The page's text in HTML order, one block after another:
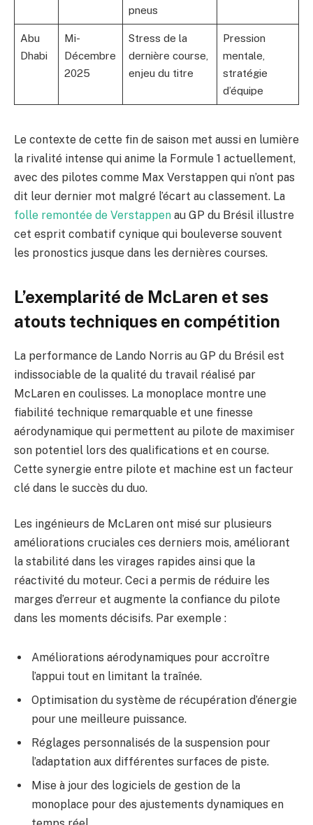
pneus
Abu
Dhabi
Mi-
Décembre
2025
Stress de la
dernière course,
enjeu du titre
Pression
mentale,
stratégie
d’équipe
Le contexte de cette fin de saison met aussi en lumière
la rivalité intense qui anime la Formule 1 actuellement,
avec des pilotes comme Max Verstappen qui n’ont pas
dit leur dernier mot malgré l’écart au classement. La
folle remontée de Verstappen au GP du Brésil illustre
cet esprit combatif cynique qui bouleverse souvent
les pronostics jusque dans les dernières courses.
L’exemplarité de McLaren et ses
atouts techniques en compétition
La performance de Lando Norris au GP du Brésil est
indissociable de la qualité du travail réalisé par
McLaren en coulisses. La monoplace montre une
fiabilité technique remarquable et une finesse
aérodynamique qui permettent au pilote de maximiser
son potentiel lors des qualifications et en course.
Cette synergie entre pilote et machine est un facteur
clé dans le succès du duo.
Les ingénieurs de McLaren ont misé sur plusieurs
améliorations cruciales ces derniers mois, améliorant
la stabilité dans les virages rapides ainsi que la
réactivité du moteur. Ceci a permis de réduire les
marges d’erreur et augmente la confiance du pilote
dans les moments décisifs. Par exemple :
Améliorations aérodynamiques pour accroître
l’appui tout en limitant la traînée.
Optimisation du système de récupération d’énergie
pour une meilleure puissance.
Réglages personnalisés de la suspension pour
l’adaptation aux différentes surfaces de piste.
Mise à jour des logiciels de gestion de la
monoplace pour des ajustements dynamiques en